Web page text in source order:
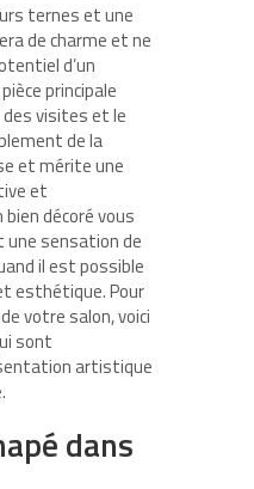
ternes et une
de charme et ne
d’un
principale
des visites et le
de la
et mérite une
et
décoré vous
sensation de
il est possible
esthétique. Pour
votre salon, voici
sont
artistique
dans